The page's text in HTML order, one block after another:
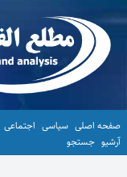
صفحه اصلی سیاسی اجتماعی
آرشیو جستجو